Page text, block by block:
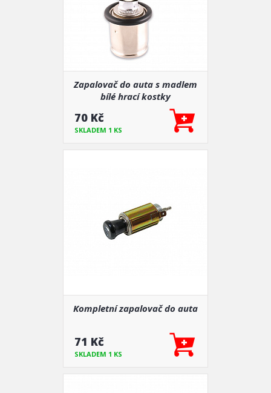
Zapalovač do auta s madlem
bílé hrací kostky
70 Kč
SKLADEM 1 KS
Kompletní zapalovač do auta
71 Kč
SKLADEM 1 KS